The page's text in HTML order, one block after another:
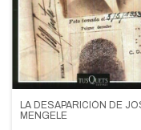
LA DESAPARICIÓN DE
MENGELE